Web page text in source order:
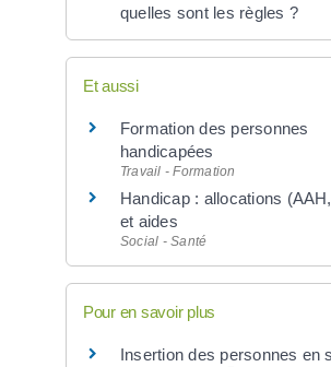
quelles sont les règles ?
Et aussi
Formation des personnes
handicapées
Travail - Formation
Handicap : allocations
et aides
Social - Santé
Pour en savoir plus
Insertion des personnes en